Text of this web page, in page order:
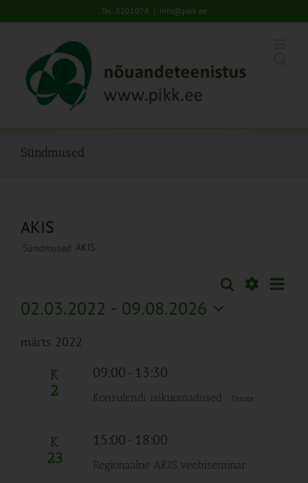
to
Tel: 5201078 | info@pikk.ee
Sündmused
AKIS
Sündmused AKIS
Sündmused
Search
Otsi
02.03.2022 - 09.08.2026
kuupäev.
märts 2022
K
2
09:00- 13:30
Konsulendi isikuomadused Tasuta
K
23
15:00- 18:00
Regionaalne AKIS veebiseminar